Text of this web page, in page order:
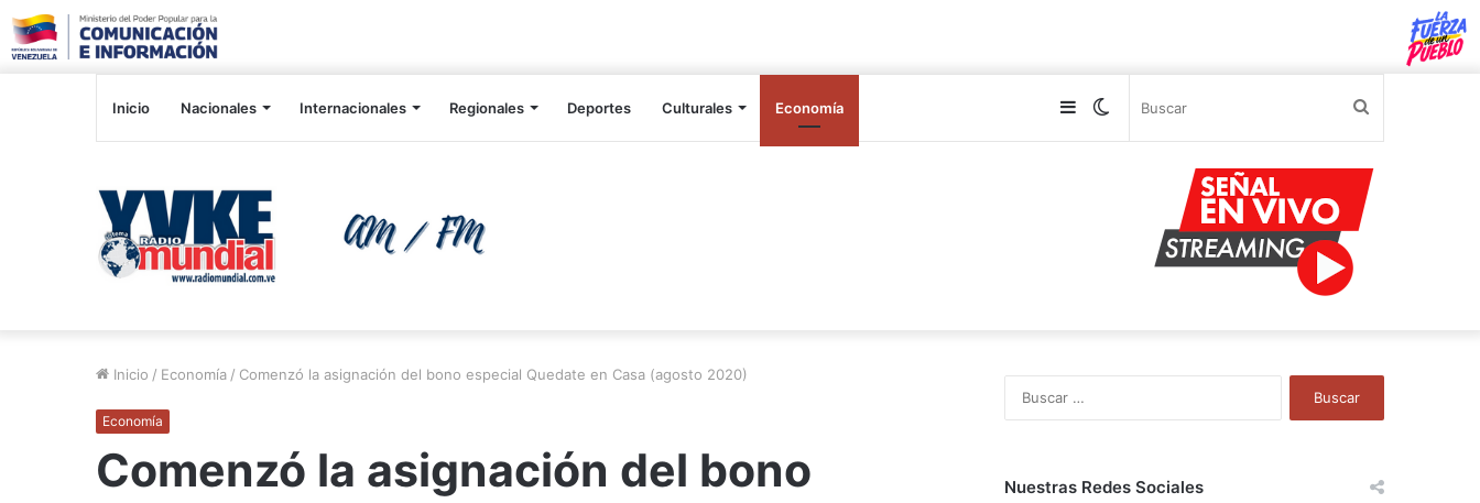
Inicio Nacionales Internacionales Regionales Deportes Culturales Economía Switch
Sidebar
Inicio / Economía / Comenzó la asignación del bono especial Quedate en Casa (agosto 2020)
Economía
Comenzó la asignación del bono
Nuestras Redes Sociales